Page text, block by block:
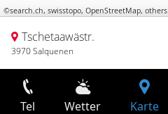
©search.ch, swisstopo, OpenStreetMap, others
Tschetaawästr.
3970 Salquenen
Tel Wetter Karte